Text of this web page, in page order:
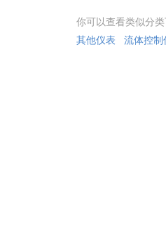
你可以查看类似分
其他仪表
流体控制